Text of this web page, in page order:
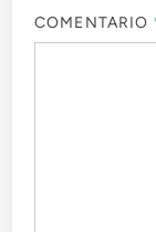
COMENTARIO